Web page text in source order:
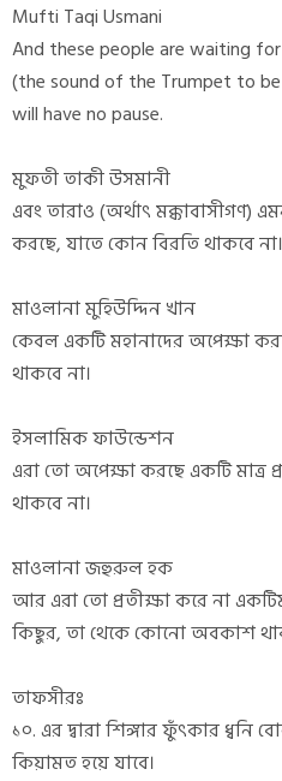
Mufti Taqi Usmani
And these people are waiting
(the sound of the Trumpet to
will have no pause.
মুফতী তাকী উসমানী
এবং তারাও (অর্থাৎ মক্কাবাসীগণ)
করছে, যাতে কোন বিরতি থাকবে
মাওলানা মুহিউদ্দিন খান
কেবল একটি মহানাদের অপেক্ষা
থাকবে না।
ইসলামিক ফাউন্ডেশন
এরা তো অপেক্ষা করছে একটি মাত্র
থাকবে না।
মাওলানা জহুরুল হক
আর এরা তো প্রতীক্ষা করে না
কিছুর, তা থেকে কোনো অবকাশ
তাফসীরঃ
১০. এর দ্বারা শিঙ্গার ফুঁৎকার ধ্বনি
কিয়ামত হয়ে যাবে।